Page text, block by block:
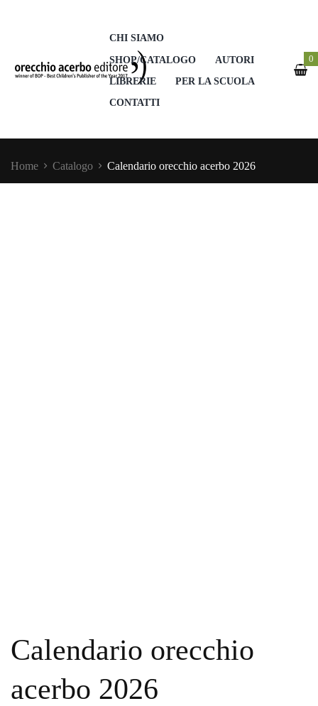
CHI SIAMO
SHOP/CATALOGO
AUTORI
LIBRERIE
PER LA SCUOLA
CONTATTI
0
Home Catalogo Calendario orecchio acerbo 2026
Calendario orecchio
acerbo 2026